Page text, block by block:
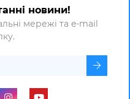
новини!
мережі та e-mail